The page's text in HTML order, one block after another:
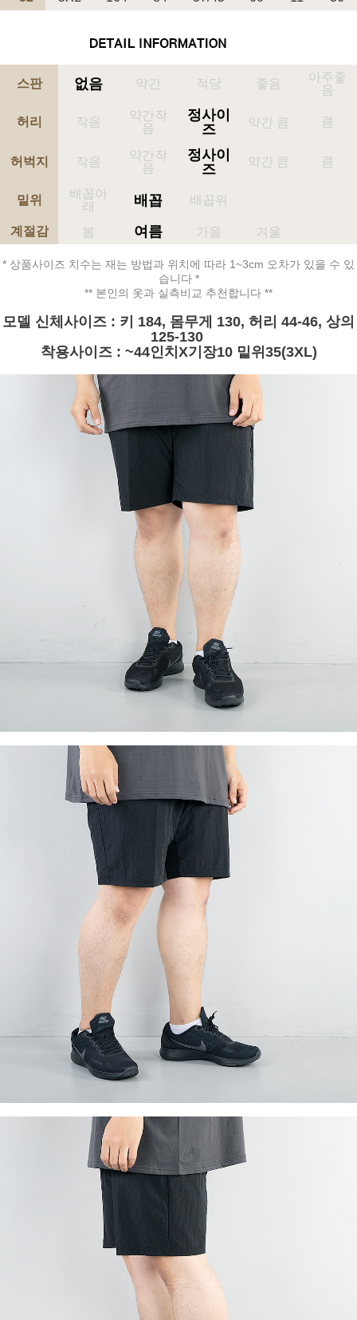
이코 라이프 하
스판 없음 약간 적당 좋음
아주좋
음
허리 작음
약간작
음
정사이
즈
약간 큼 큼
허벅지 작음
약간작
음
정사이
즈
약간 큼 큼
밑위
배꼽아
래
배꼽 배꼽위
계절감 봄 여름 가을 겨울
* 상품사이즈 치수는 재는 방법과 위치에 따라 1~3cm 오차가 있을 수 있
습니다 *
** 본인의 옷과 실측비교 추천합니다 **
모델 신체사이즈 : 키 184, 몸무게 130, 허리 44-46, 상의
125-130
착용사이즈 : ~44인치X기장10 밑위35(3XL)